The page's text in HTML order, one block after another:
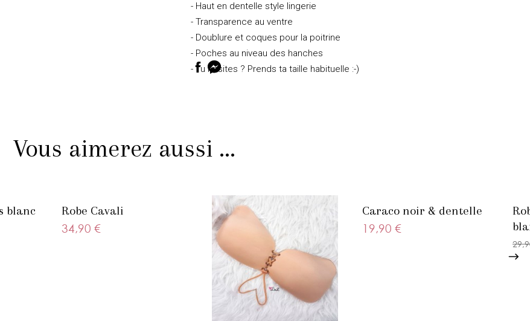
- Haut en dentelle style lingerie
- Transparence au ventre
- Doublure et coques pour la poitrine
- Poches au niveau des hanches
- Tu hésites ? Prends ta taille habituelle :-)
Vous aimerez aussi ...
blanc
Robe Cavali
34,90 €
Caraco noir & dentelle
19,90 €